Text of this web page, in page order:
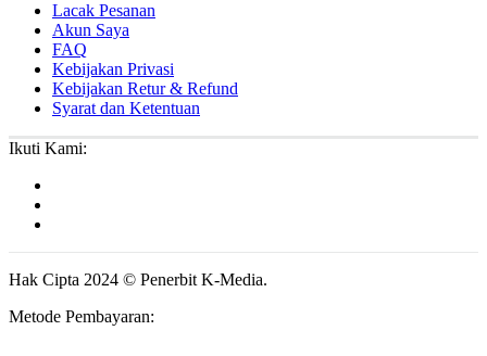
Lacak Pesanan
Akun Saya
FAQ
Kebijakan Privasi
Kebijakan Retur & Refund
Syarat dan Ketentuan
Ikuti Kami:
Hak Cipta 2024 © Penerbit K-Media.
Metode Pembayaran: